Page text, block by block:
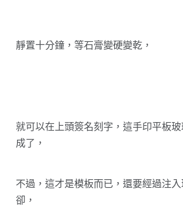
靜置十分鐘，等石膏變硬變乾，
就可以在上頭簽名刻字，這手印平板
成了，
不過，這才是模板而已，還要經過注
卻，